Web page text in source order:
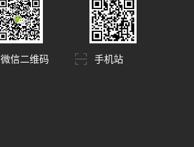
微信二维码 手机站